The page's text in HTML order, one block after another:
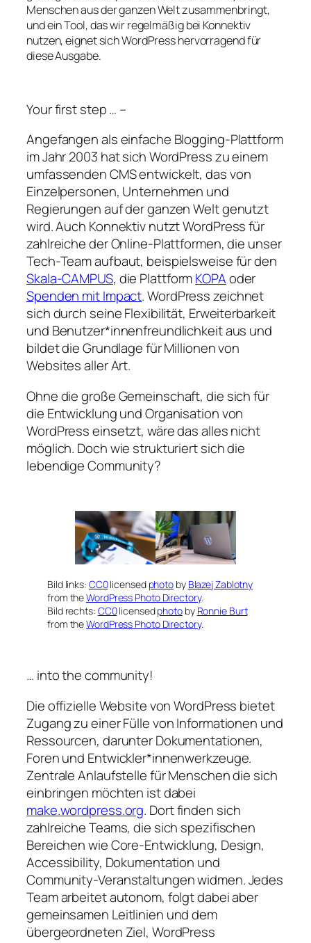
Menschen aus der ganzen Welt zusammenbringt,
und ein Tool, das wir regelmäßig bei Konnektiv
nutzen, eignet sich WordPress hervorragend für
diese Ausgabe.
Your first step … –
Angefangen als einfache Blogging-Plattform
im Jahr 2003 hat sich WordPress zu einem
umfassenden CMS entwickelt, das von
Einzelpersonen, Unternehmen und
Regierungen auf der ganzen Welt genutzt
wird. Auch Konnektiv nutzt WordPress für
zahlreiche der Online-Plattformen, die unser
Tech-Team aufbaut, beispielsweise für den
Skala-CAMPUS, die PlattformKOPAoder
Spenden mit Impact. WordPress zeichnet
sich durch seine Flexibilität, Erweiterbarkeit
und Benutzer*innenfreundlichkeit aus und
bildet die Grundlage für Millionen von
Websites aller Art.
Ohne die große Gemeinschaft, die sich für
die Entwicklung und Organisation von
WordPress einsetzt, wäre das alles nicht
möglich. Doch wie strukturiert sich die
lebendige Community?
Bild links: CC0licensed photo by Blazej Zablotny
from theWordPress Photo Directory.
Bild rechts: CC0licensedphotoby Ronnie Burt
from theWordPress Photo Directory.
… into the community!
Die offizielle Website von WordPress bietet
Zugang zu einer Fülle von Informationen und
Ressourcen, darunter Dokumentationen,
Foren und Entwickler*innenwerkzeuge.
Zentrale Anlaufstelle für Menschen die sich
einbringen möchten ist dabei
make.wordpress.org. Dort finden sich
zahlreiche Teams, die sich spezifischen
Bereichen wie Core-Entwicklung, Design,
Accessibility, Dokumentation und
Community-Veranstaltungen widmen. Jedes
Team arbeitet autonom, folgt dabei aber
gemeinsamen Leitlinien und dem
übergeordneten Ziel, WordPress